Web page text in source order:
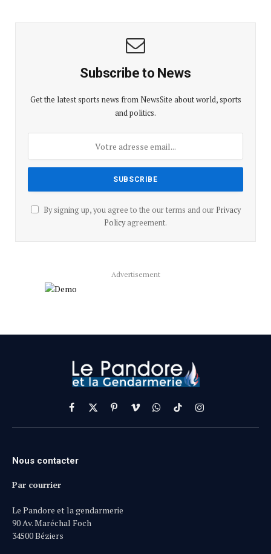
Subscribe to News
Get the latest sports news from NewsSite about world, sports
and politics.
By signing up, you agree to the our terms and our Privacy
Policyagreement.
Advertisement
Facebook
X
(Twitter)
PinterestVimeoWhatsApp
TikTokInstagram
Nous contacter
Par courrier
Le Pandore et la gendarmerie
90 Av. Maréchal Foch
34500 Béziers